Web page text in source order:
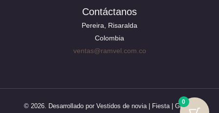
Contáctanos
Pereira, Risaralda
Colombia
ventas@ramvel.com.co
© 2026. Desarrollado por Vestidos de novia | Fiesta | Grado |
0